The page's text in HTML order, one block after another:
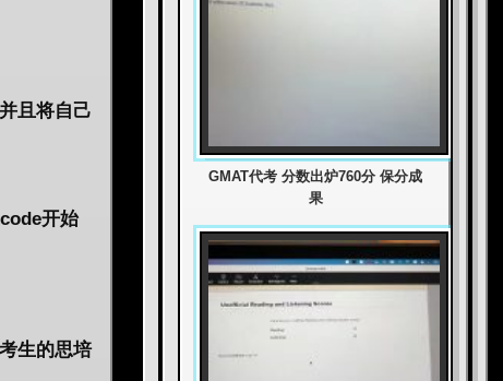
且将自己
开始
生的思培
GMAT代考 分数出炉760分 保分成
果